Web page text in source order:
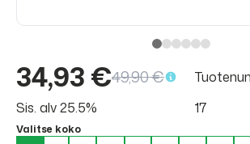
34,93 €49,90 €
Sis. alv 25.5%
17
Valitse koko